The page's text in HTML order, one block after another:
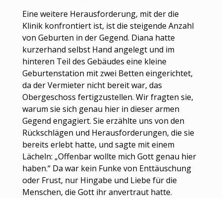
Eine weitere Herausforderung, mit der die
Klinik konfrontiert ist, ist die steigende Anzahl
von Geburten in der Gegend. Diana hatte
kurzerhand selbst Hand angelegt und im
hinteren Teil des Gebäudes eine kleine
Geburtenstation mit zwei Betten eingerichtet,
da der Vermieter nicht bereit war, das
Obergeschoss fertigzustellen. Wir fragten sie,
warum sie sich genau hier in dieser armen
Gegend engagiert. Sie erzählte uns von den
Rückschlägen und Herausforderungen, die sie
bereits erlebt hatte, und sagte mit einem
Lächeln: „Offenbar wollte mich Gott genau hier
haben.“ Da war kein Funke von Enttäuschung
oder Frust, nur Hingabe und Liebe für die
Menschen, die Gott ihr anvertraut hatte.